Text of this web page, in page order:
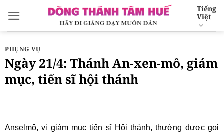
qua
nội
dung
Tiếng
Việt
PHỤNG VỤ
Ngày 21/4: Thánh An-xen-mô, giám
mục, tiến sĩ hội thánh
Anselmô, vị giám mục tiến sĩ Hội thánh, thường được gọi